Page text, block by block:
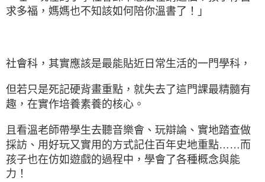
求多福，媽媽也不知該如何陪你溫書了！」
社會科，其實應該是最能貼近日常生活的一門學科，
但若只是死記硬背畫重點，就失去了這門課最精髓有
趣，在實作培養素養的核心。
且看溫老師帶學生去聽音樂會、玩辯論、實地踏查做
採訪、用好玩又實用的方式記住百年史地重點……而
孩子也在仿如遊戲的過程中，學會了各種概念與能
力！